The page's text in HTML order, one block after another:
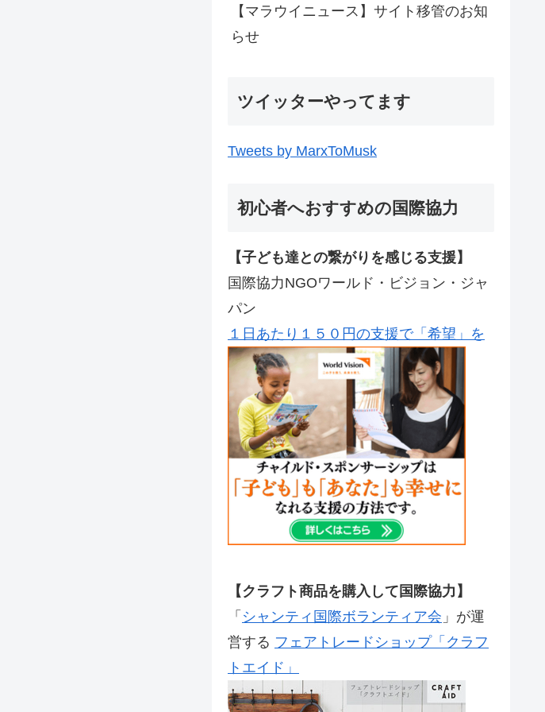
【マラウイニュース】サイト移管のお知
らせ
ツイッターやってます
Tweets by MarxToMusk
初心者へおすすめの国際協力
【子ども達との繋がりを感じる支援】
国際協力NGOワールド・ビジョン・ジャ
パン
１日あたり１５０円の支援で「希望」を
【クラフト商品を購入して国際協力】
「 シャンティ国際ボランティア会 」が運
営する フェアトレードショップ「クラフ
トエイド」